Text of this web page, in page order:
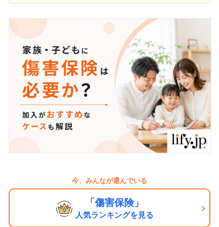
今、みんなが選んでいる
「傷害保険」
人気ランキングを見る